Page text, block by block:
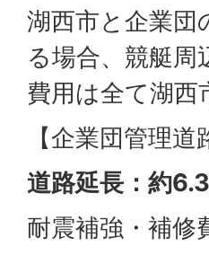
湖西市と企業団
る場合、競艇
費用は全て湖
【企業団管理道
道路延長：約
耐震補強・補修